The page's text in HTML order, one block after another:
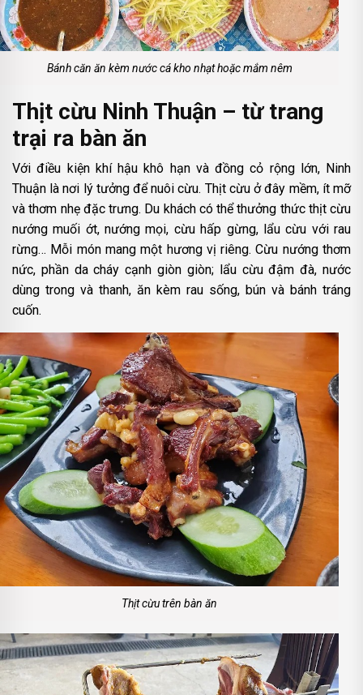
Bánh căn ăn kèm nước cá kho nhạt hoặc mắm nêm
Thịt cừu Ninh Thuận – từ trang
trại ra bàn ăn
Với điều kiện khí hậu khô hạn và đồng cỏ rộng lớn, Ninh
Thuận là nơi lý tưởng để nuôi cừu. Thịt cừu ở đây mềm, ít mỡ
và thơm nhẹ đặc trưng. Du khách có thể thưởng thức thịt cừu
nướng muối ớt, nướng mọi, cừu hấp gừng, lẩu cừu với rau
rừng… Mỗi món mang một hương vị riêng. Cừu nướng thơm
nức, phần da cháy cạnh giòn giòn; lẩu cừu đậm đà, nước
dùng trong và thanh, ăn kèm rau sống, bún và bánh tráng
cuốn.
Thịt cừu trên bàn ăn